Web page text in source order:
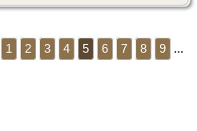
1 2 3 4 5 6 7 8 9 ...